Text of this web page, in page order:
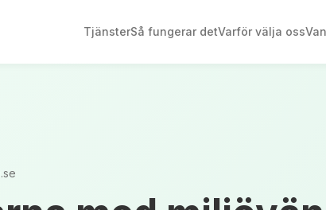
TjänsterSå fungerar detVarför välja oss